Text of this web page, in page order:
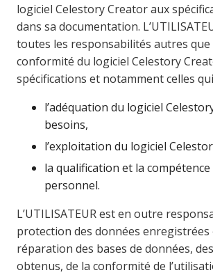
logiciel Celestory Creator aux
dans sa documentation.
toutes les responsabilités autres que
conformité du logiciel Celestory
spécifications et notamment celles
l’adéquation du logiciel
besoins,
l’exploitation du logiciel
la qualification et la compétence
personnel.
L’UTILISATEUR est en outre
protection des données enregistrées
réparation des bases de données,
obtenus, de la conformité de